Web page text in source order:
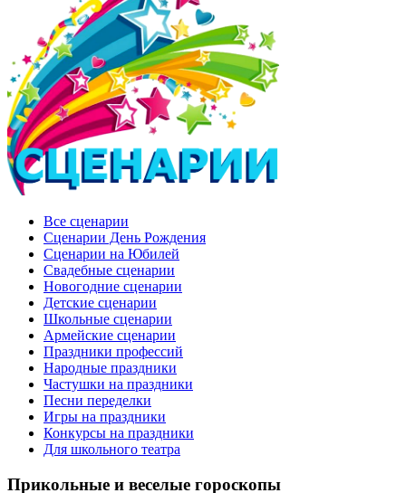
Все сценарии
Сценарии День Рождения
Сценарии на Юбилей
Свадебные сценарии
Новогодние сценарии
Детские сценарии
Школьные сценарии
Армейские сценарии
Праздники профессий
Народные праздники
Частушки на праздники
Песни переделки
Игры на праздники
Конкурсы на праздники
Для школьного театра
Прикольные и веселые гороскопы